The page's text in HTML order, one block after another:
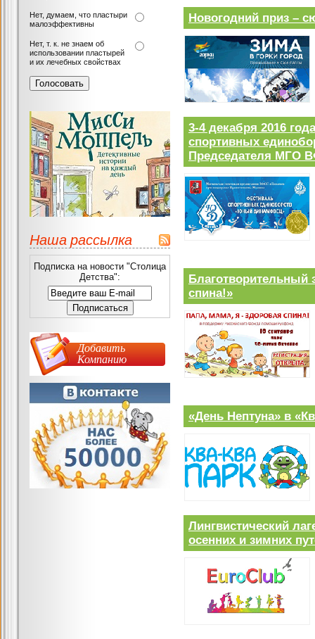
Новогодний приз –
3-4 декабря 2016
спортивных
Председателя МГО
Благотворительный
спина!»
«День Нептуна» в
Лингвистический
осенних и зимних
Нет, думаем, что пластыри
малоэффективны
Нет, т. к. не знаем об
использовании пластырей
и их лечебных свойствах
Наша рассылка
Подписка на новости "Столица
Детства":
Добавить
Компанию